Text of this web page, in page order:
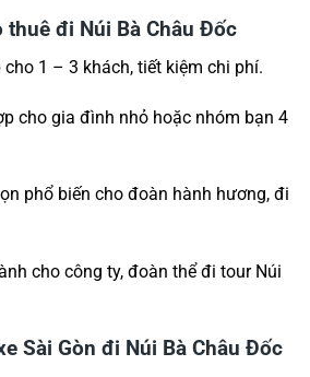
thuê đi Núi Bà Châu Đốc
cho 1 – 3 khách, tiết kiệm chi phí.
cho gia đình nhỏ hoặc nhóm bạn 4
phổ biến cho đoàn hành hương, đi
cho công ty, đoàn thể đi tour Núi
Sài Gòn đi Núi Bà Châu Đốc